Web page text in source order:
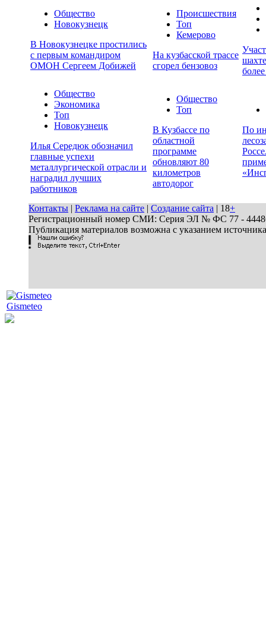
Общество
Новокузнецк
В Новокузнецке простились
с первым командиром
ОМОН Сергеем Добижей
Происшествия
Топ
Кемерово
На кузбасской трассе
сгорел бензовоз
Общество
Экономика
Топ
Новокузнецк
Илья Середюк обозначил
главные успехи
металлургической отрасли и
наградил лучших
работников
Общество
Топ
В Кузбассе по
областной
программе
обновляют 80
километров
автодорог
По
Контакты | Реклама на сайте | Создание сайта | 18+
Регистрационный номер СМИ: Серия ЭЛ № ФС 77 - 44486
Публикация материалов возможна с указанием
Gismeteo